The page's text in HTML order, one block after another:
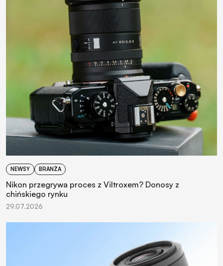
NEWSY BRANŻA
Nikon przegrywa proces z Viltroxem? Donosy z
chińskiego rynku
29.07.2026